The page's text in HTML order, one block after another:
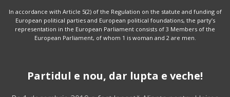
In accordance with Article 5(2) of the Regulation on the statute and funding of
European political parties and European political foundations, the party’s
representation in the European Parliament consists of 3 Members of the
European Parliament, of whom 1 is woman and 2 are men.
Partidul e nou, dar lupta e veche!